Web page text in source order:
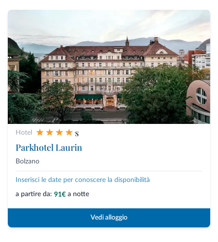
Hotel
s
Parkhotel Laurin
Bolzano
Inserisci le date per conoscere la disponibilità
a partire da: 91€ a notte
Vedi alloggio